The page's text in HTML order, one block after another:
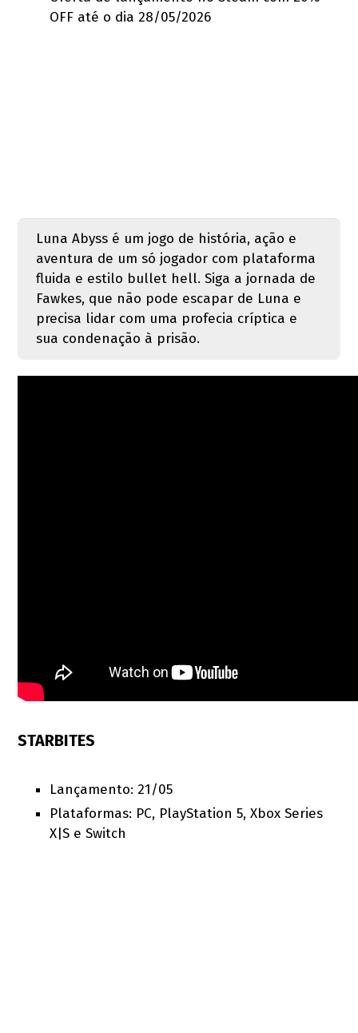
OFF até o dia 28/05/2026
Luna Abyss é um jogo de história, ação e
aventura de um só jogador com plataforma
fluida e estilo bullet hell. Siga a jornada de
Fawkes, que não pode escapar de Luna e
precisa lidar com uma profecia críptica e
sua condenação à prisão.
STARBITES
Lançamento: 21/05
Plataformas: PC, PlayStation 5, Xbox Series
X|S e Switch